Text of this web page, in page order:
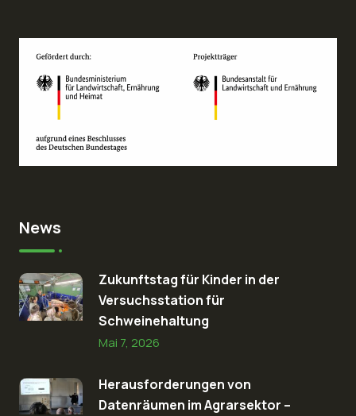
News
Zukunftstag für Kinder in der
Versuchsstation für
Schweinehaltung
Mai 7, 2026
Herausforderungen von
Datenräumen im Agrarsektor –